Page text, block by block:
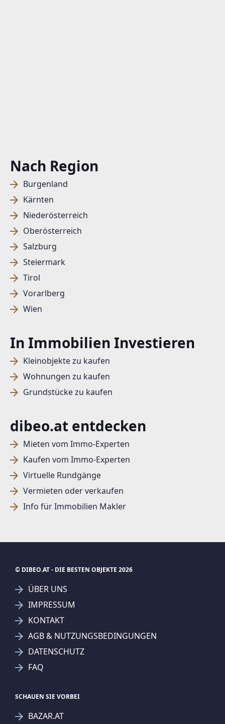
Nach Region
Burgenland
Kärnten
Niederösterreich
Oberösterreich
Salzburg
Steiermark
Tirol
Vorarlberg
Wien
In Immobilien Investieren
Kleinobjekte zu kaufen
Wohnungen zu kaufen
Grundstücke zu kaufen
dibeo.at entdecken
Mieten vom Immo-Experten
Kaufen vom Immo-Experten
Virtuelle Rundgänge
Vermieten oder verkaufen
Info für Immobilien Makler
© DIBEO.AT - DIE BESTEN OBJEKTE 2026
ÜBER UNS
IMPRESSUM
KONTAKT
AGB & NUTZUNGSBEDINGUNGEN
DATENSCHUTZ
FAQ
SCHAUEN SIE VORBEI
BAZAR.AT